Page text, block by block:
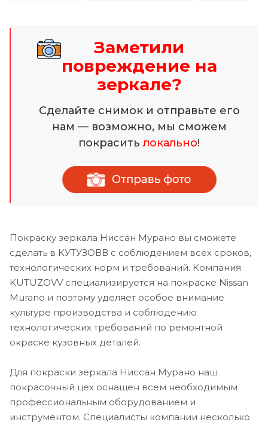
Заметили
повреждение на
зеркале?
Сделайте снимок и отправьте его
нам — возможно, мы сможем
покраситьлокально!
Покраску зеркала Ниссан Мурано вы сможете
сделать в КУТУЗОВВ с соблюдением всех сроков,
технологических норм и требований. Компания
KUTUZOVV специализируется на покраске Nissan
Murano и поэтому уделяет особое внимание
культуре производства и соблюдению
технологических требований по ремонтной
окраске кузовных деталей.
Для покраски зеркала Ниссан Мурано наш
покрасочный цех оснащен всем необходимым
профессиональным оборудованием и
инструментом. Специалисты компании несколько